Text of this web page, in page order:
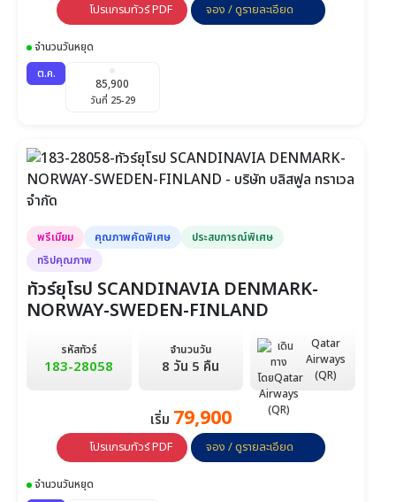
โปรแกรมทัวร์ PDF จอง / ดูรายละเอียด
จำนวนวันหยุด
ต.ค.
85,900
วันที่ 25-29
พรีเมียม คุณภาพคัดพิเศษ
ประสบการณ์พิเศษ
ทริปคุณภาพ
ทัวร์ยุโรป SCANDINAVIA DENMARK-
NORWAY-SWEDEN-FINLAND
รหัสทัวร์
183-28058
จำนวนวัน
8 วัน 5 คืน
Qatar
Airways
(QR)
เริ่ม 79,900
โปรแกรมทัวร์ PDF จอง / ดูรายละเอียด
จำนวนวันหยุด